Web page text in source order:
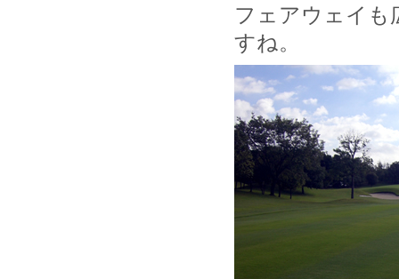
フェアウェイも
すね。